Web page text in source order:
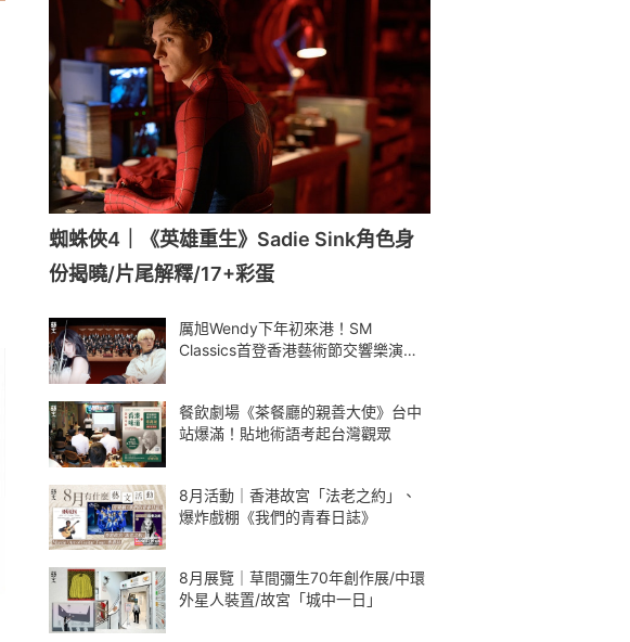
蜘蛛俠4｜《英雄重生》Sadie Sink角色身
份揭曉/片尾解釋/17+彩蛋
厲旭Wendy下年初來港！SM
Classics首登香港藝術節交響樂演繹
餐飲劇場《茶餐廳的親善大使》台中
站爆滿！貼地術語考起台灣觀眾
8月活動｜香港故宮「法老之約」、
爆炸戲棚《我們的青春日誌》
8月展覽｜草間彌生70年創作展/中環
外星人裝置/故宮「城中一日」